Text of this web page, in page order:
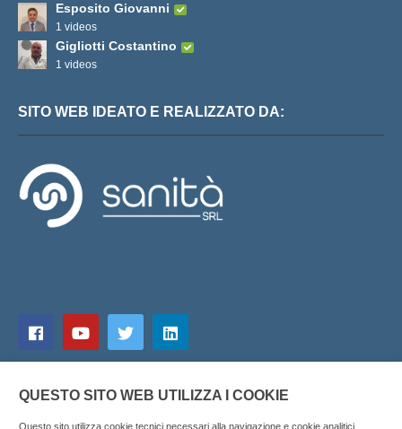
Esposito Giovanni
1 videos
Gigliotti Costantino
1 videos
SITO WEB IDEATO E REALIZZATO DA:
QUESTO SITO WEB UTILIZZA I COOKIE
Questo sito utilizza cookie tecnici necessari alla navigazione e cookie analitici